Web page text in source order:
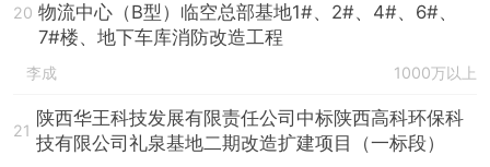
20 物流中心（B型）临空总部基地1#、2#、4#、6#、
7#楼、地下车库消防改造工程
李成 1000万以上
21
陕西华王科技发展有限责任公司中标陕西高科环保科
技有限公司礼泉基地二期改造扩建项目（一标段）